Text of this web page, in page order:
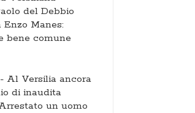
del Debbio
Manes:
bene comune
Al Versilia ancora
di inaudita
un uomo